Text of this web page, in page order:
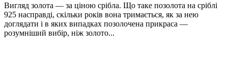
Вигляд золота — за ціною срібла. Що таке позолота на сріблі
925 насправді, скільки років вона тримається, як за нею
доглядати і в яких випадках позолочена прикраса —
розумніший вибір, ніж золото...